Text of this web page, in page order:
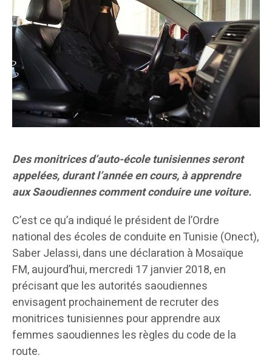
Des monitrices d’auto-école tunisiennes seront
appelées, durant l’année en cours, à apprendre
aux Saoudiennes comment conduire une voiture.
C’est ce qu’a indiqué le président de l’Ordre
national des écoles de conduite en Tunisie (Onect),
Saber Jelassi, dans une déclaration à Mosaïque
FM, aujourd’hui, mercredi 17 janvier 2018, en
précisant que les autorités saoudiennes
envisagent prochainement de recruter des
monitrices tunisiennes pour apprendre aux
femmes saoudiennes les règles du code de la
route.